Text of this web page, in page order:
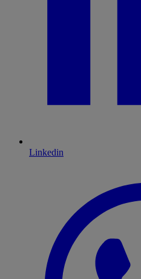
Linkedin